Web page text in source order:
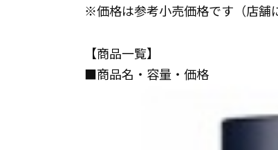
※価格は参考小売価格です（店舗
【商品一覧】
■商品名・容量・価格